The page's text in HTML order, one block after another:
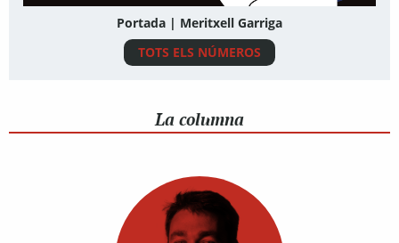
Portada | Meritxell Garriga
TOTS ELS NÚMEROS
La columna